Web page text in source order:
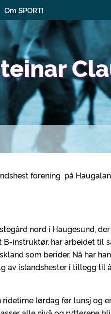
Om SPORTI
forening på
nord i Haugesund,
instruktør, har arbeidet til
som berider. Nå har
av islandshester i tillegg til
lørdag før lunsj og